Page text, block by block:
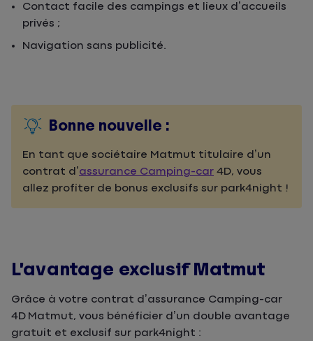
Contact facile des campings et lieux d’accueils
privés ;
Navigation sans publicité.
Bonne nouvelle :
En tant que sociétaire Matmut titulaire d’un
contrat d’assurance Camping-car 4D, vous
allez profiter de bonus exclusifs sur park4night !
L’avantage exclusif Matmut
Grâce à votre contrat d’assurance Camping-car
4D Matmut, vous bénéficier d’un double avantage
gratuit et exclusif sur park4night :